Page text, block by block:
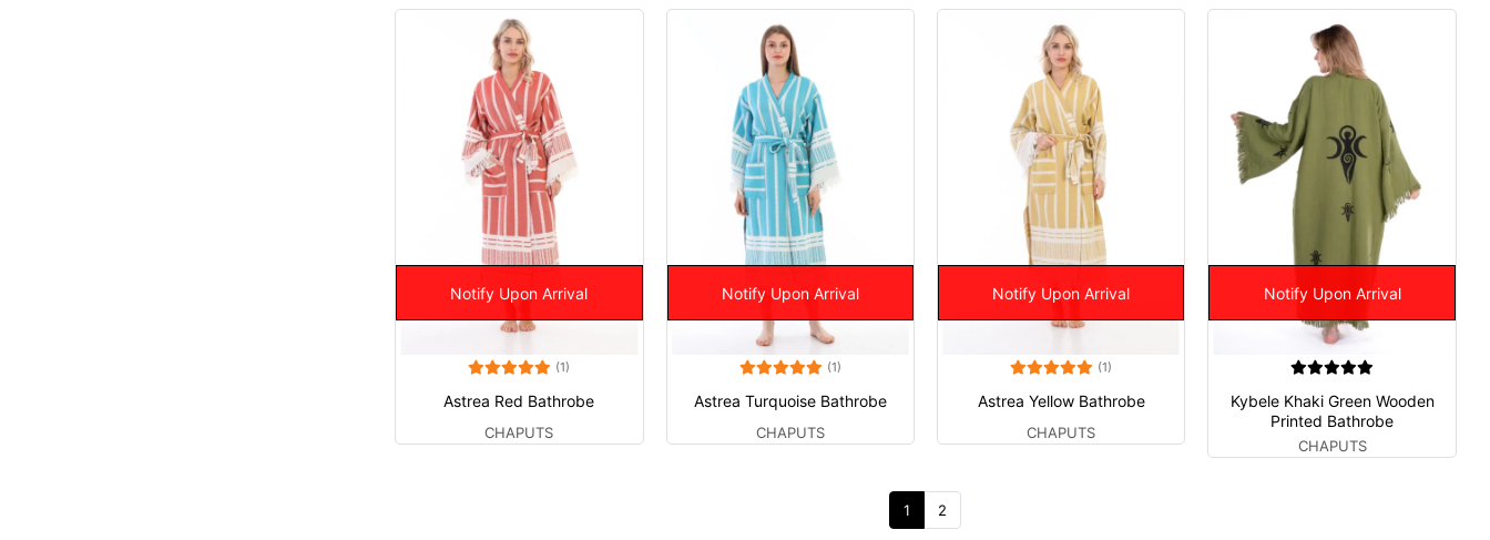
Notify Upon Arrival
(1)
Astrea Red Bathrobe
CHAPUTS
Notify Upon Arrival
(1)
Astrea Turquoise Bathrobe
CHAPUTS
Notify Upon Arrival
(1)
Astrea Yellow Bathrobe
CHAPUTS
Notify Upon Arrival
Kybele Khaki Green Wooden
Printed Bathrobe
CHAPUTS
1 2